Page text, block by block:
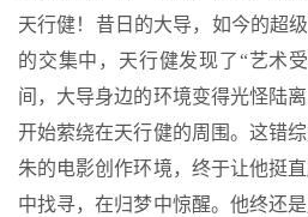
天行健！昔日的大导，如今的超
的交集中，天行健发现了“艺术
间，大导身边的环境变得光怪陆
开始萦绕在天行健的周围。这错
朱的电影创作环境，终于让他挺
中找寻，在归梦中惊醒。他终还